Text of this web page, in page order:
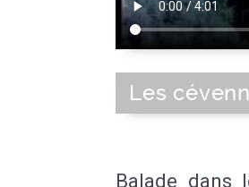
Les
Balade dans